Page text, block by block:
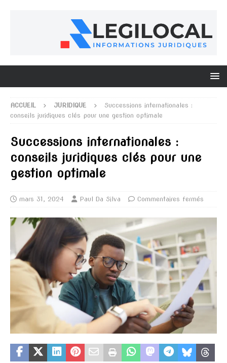
ACCUEIL JURIDIQUE
Successions internationales :
conseils juridiques clés pour une gestion optimale
Successions internationales :
conseils juridiques clés pour une
gestion optimale
mars 31, 2024 Paul Da Silva Commentaires fermés